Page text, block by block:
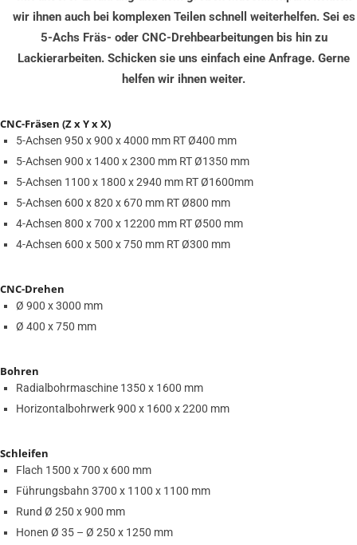
wir ihnen auch bei komplexen Teilen schnell weiterhelfen. Sei es
5-Achs Fräs- oder CNC-Drehbearbeitungen bis hin zu
Lackierarbeiten. Schicken sie uns einfach eine Anfrage. Gerne
helfen wir ihnen weiter.
CNC-Fräsen (Z x Y x X)
5-Achsen 950 x 900 x 4000 mm RT Ø400 mm
5-Achsen 900 x 1400 x 2300 mm RT Ø1350 mm
5-Achsen 1100 x 1800 x 2940 mm RT Ø1600mm
5-Achsen 600 x 820 x 670 mm RT Ø800 mm
4-Achsen 800 x 700 x 12200 mm RT Ø500 mm
4-Achsen 600 x 500 x 750 mm RT Ø300 mm
CNC-Drehen
Ø 900 x 3000 mm
Ø 400 x 750 mm
Bohren
Radialbohrmaschine 1350 x 1600 mm
Horizontalbohrwerk 900 x 1600 x 2200 mm
Schleifen
Flach 1500 x 700 x 600 mm
Führungsbahn 3700 x 1100 x 1100 mm
Rund Ø 250 x 900 mm
Honen Ø 35 – Ø 250 x 1250 mm